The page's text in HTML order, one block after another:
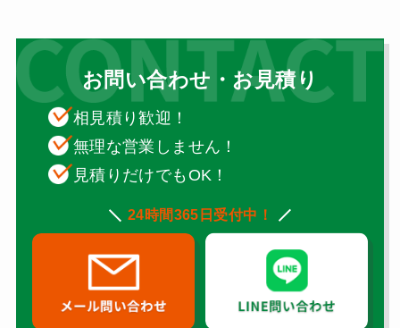
お問い合わせ・お見積り
相見積り歓迎！
無理な営業しません！
見積りだけでもOK！
24時間365日受付中！